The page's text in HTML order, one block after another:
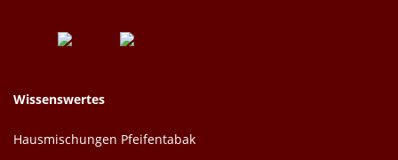
Wissenswertes
Hausmischungen Pfeifentabak